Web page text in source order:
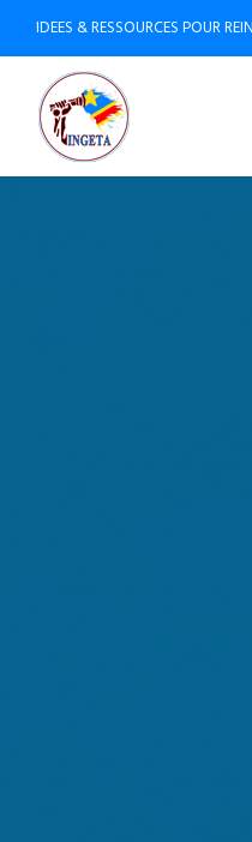
IDEES & RESSOURCES POUR